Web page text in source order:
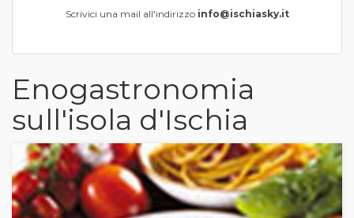
Scrivici una mail all'indirizzo info@ischiasky.it
Enogastronomia
sull'isola d'Ischia